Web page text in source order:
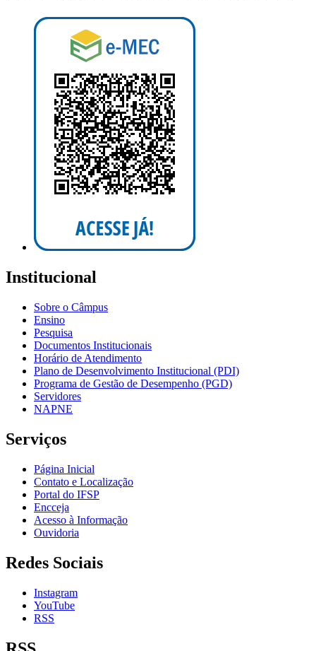
Institucional
Sobre o Câmpus
Ensino
Pesquisa
Documentos Institucionais
Horário de Atendimento
Plano de Desenvolvimento Institucional (PDI)
Programa de Gestão de Desempenho (PGD)
Servidores
NAPNE
Serviços
Página Inicial
Contato e Localização
Portal do IFSP
Encceja
Acesso à Informação
Ouvidoria
Redes Sociais
Instagram
YouTube
RSS